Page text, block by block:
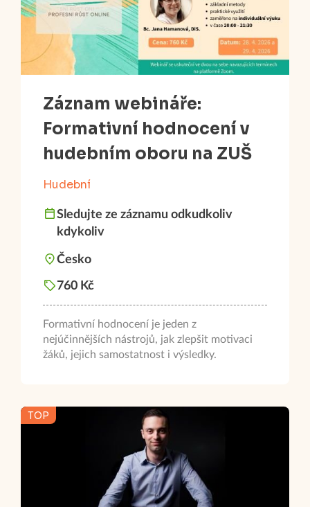
Záznam webináře:
Formativní hodnocení v
hudebním oboru na ZUŠ
Hudební
Sledujte ze záznamu odkudkoliv
kdykoliv
Česko
760 Kč
Formativní hodnocení je jeden z
nejúčinnějších nástrojů, jak zlepšit motivaci
žáků, jejich samostatnost i výsledky.
TOP